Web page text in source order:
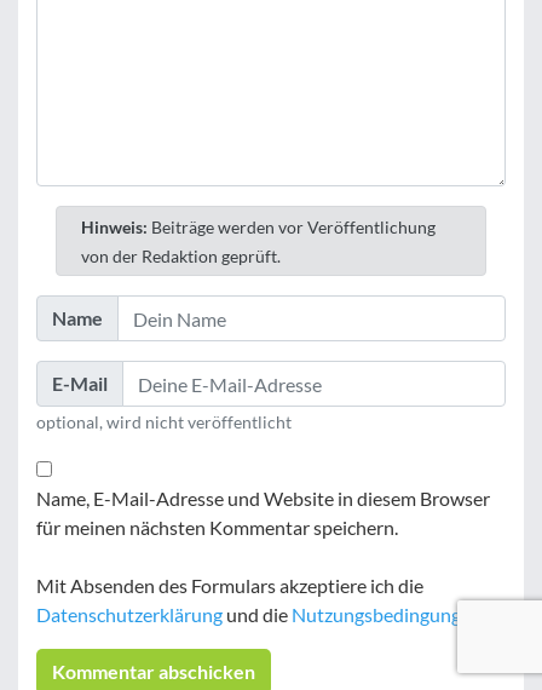
Hinweis: Beiträge werden vor Veröffentlichung
von der Redaktion geprüft.
Name
E-Mail
optional, wird nicht veröffentlicht
Name, E-Mail-Adresse und Website in diesem Browser
für meinen nächsten Kommentar speichern.
Mit Absenden des Formulars akzeptiere ich die
Datenschutzerklärung und die Nutzungsbedingungen